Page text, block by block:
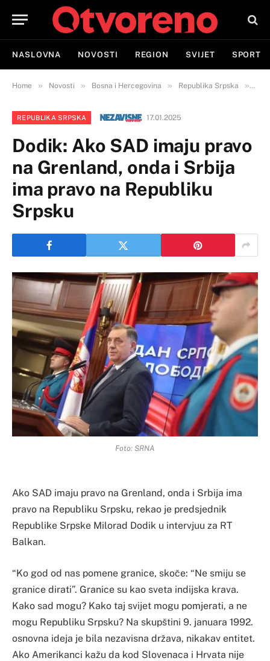
NASLOVNA NOVOSTI REGION SVIJET SPORT
Home » Novosti » Bosna i Hercegovina » Republika Srpska »
REPUBLIKA SRPSKA 17.01.2025
Dodik: Ako SAD imaju pravo
na Grenland, onda i Srbija
ima pravo na Republiku
Srpsku
Foto: SRNA
Ako SAD imaju pravo na Grenland, onda i Srbija ima
pravo na Republiku Srpsku, rekao je predsjednik
Republike Srpske Milorad Dodik u intervjuu za RT
Balkan.
“Ko god od nas pomene granice, skoče: “Ne smiju se
granice dirati”. Granice su kao sveta indijska krava.
Kako sad mogu? Kako taj svijet mogu pomjerati, a ne
mogu Republiku Srpsku? Na skupštini 9. januara 1992.
osnovna ideja je bila nezavisna država, nikakav entitet.
Ako Amerikanci kažu da kod Slovenaca i Hrvata nije